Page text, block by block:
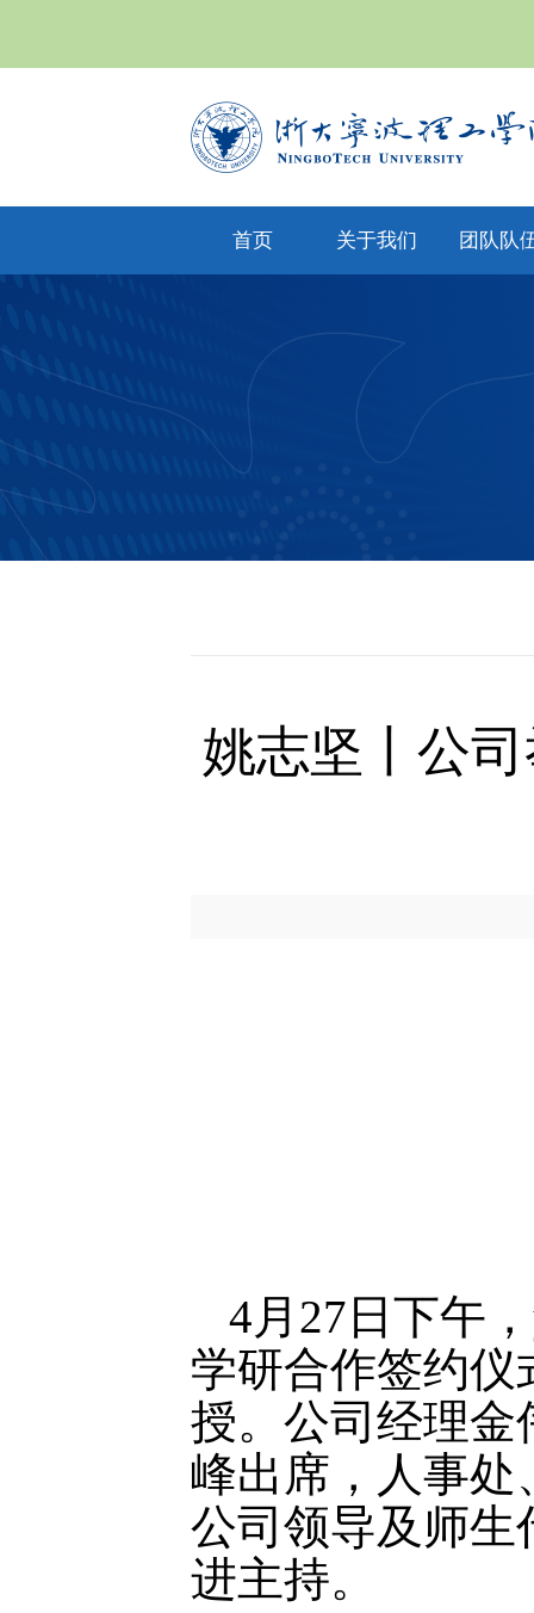
首页 关于我们 团队队
姚志坚丨公
4月 27 日下午
学研合作签约
授。公司经理金
峰出席，人事处
公司领导及师生
进主持。